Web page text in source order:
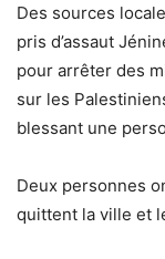
Des sources
pris d’assaut
pour arrêter des
sur les
blessant une
Deux personnes
quittent la ville et